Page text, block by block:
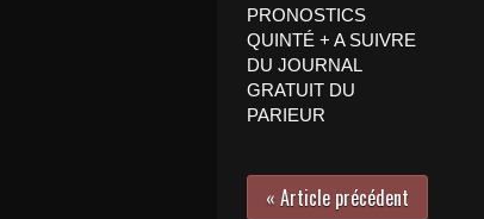
PRONOSTICS
QUINTÉ + A SUIVRE
DU JOURNAL
GRATUIT DU
PARIEUR
« Article précédent